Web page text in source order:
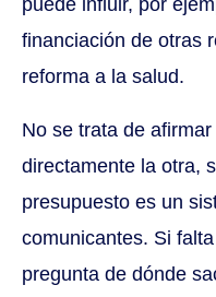
financiación de otras
reforma a la salud.
No se trata de
directamente la otra,
presupuesto es un
comunicantes. Si
pregunta de dónde